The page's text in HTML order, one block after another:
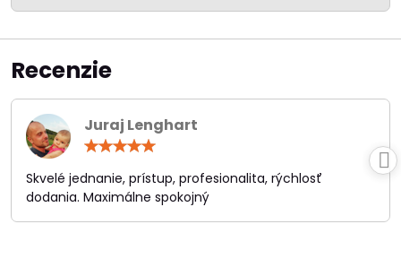
Recenzie
Juraj Lenghart
/
5
Skvelé jednanie, prístup, profesionalita, rýchlosť
dodania. Maximálne spokojný